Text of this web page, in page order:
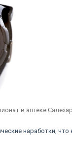
в аптеке
наработки, что